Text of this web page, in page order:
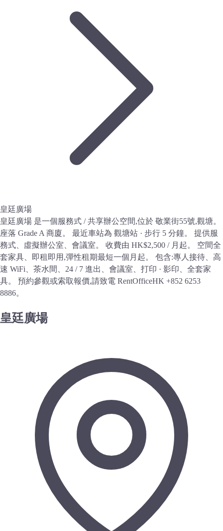
皇廷廣場
皇廷廣場 是一個服務式 / 共享辦公空間,位於 敬業街55號,觀塘。
座落 Grade A 商廈。 最近車站為 觀塘站 · 步行 5 分鐘。 提供服
務式、虛擬辦公室、會議室。 收費由 HK$2,500 / 月起。 空間全
套家具、即租即用,彈性租期最短一個月起。 包含:專人接待、高
速 WiFi、茶水間、24 / 7 進出、會議室、打印 · 影印、全套家
具。 預約參觀或索取報價,請致電 RentOfficeHK +852 6253
8886。
皇廷廣場